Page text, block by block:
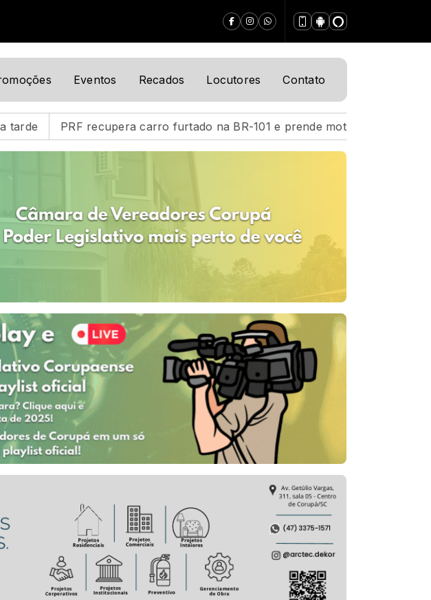
Musical
Eventos Recados Locutores Contato
carro furtado na BR-101 e prende motorista de 24 anos Acidente na BR-